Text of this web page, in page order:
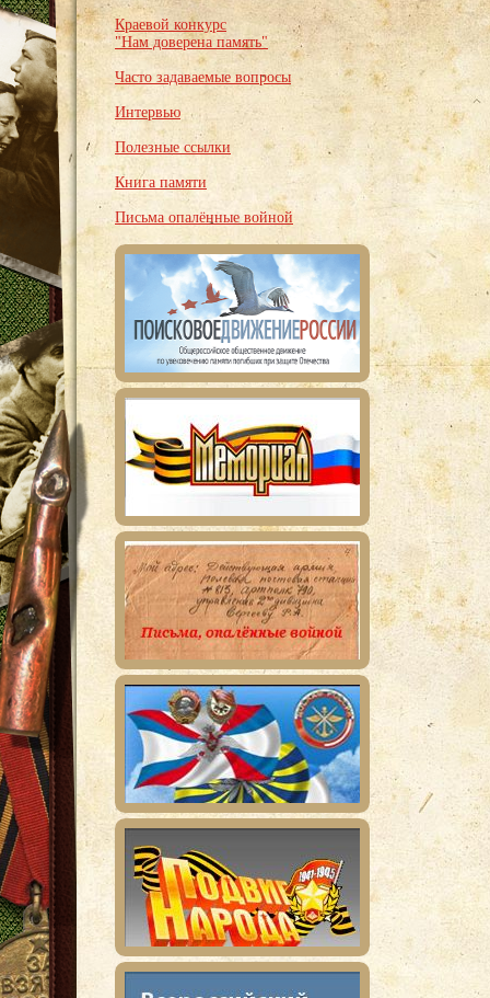
Краевой конкурс
"Нам доверена память"
Часто задаваемые вопросы
Интервью
Полезные ссылки
Книга памяти
Письма опалённые войной